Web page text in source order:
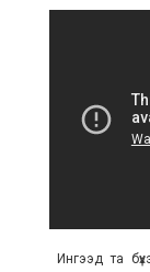
Ингээд та